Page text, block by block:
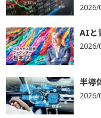
2026/
AIと
2026/
半導
2026/